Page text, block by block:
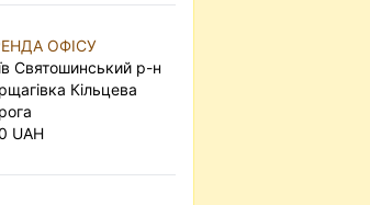
ОФІСУ
Святошинський р-н
Кільцева
UAH